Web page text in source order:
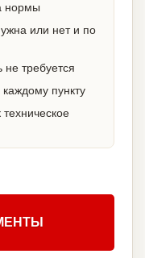
нормы
или нет и по
не требуется
пункту